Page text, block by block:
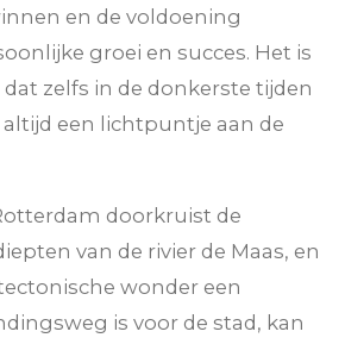
en de voldoening
groei en succes. Het is
zelfs in de donkerste tijden
een lichtpuntje aan de
doorkruist de
van de rivier de Maas, en
wonder een
is voor de stad, kan